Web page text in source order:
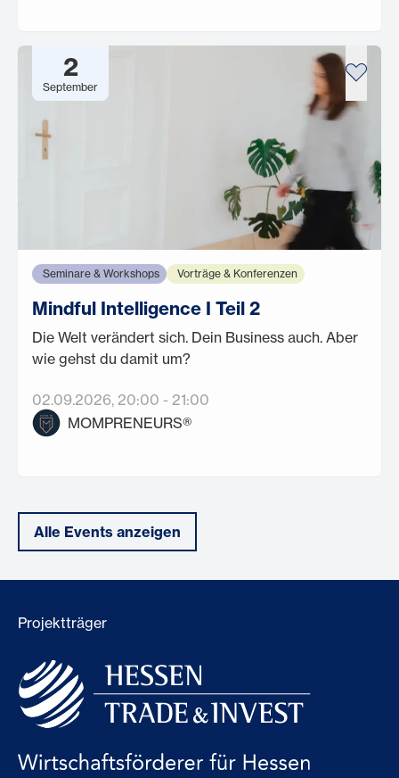
2
September
Seminare & Workshops Vorträge & Konferenzen
Mindful Intelligence I Teil 2
Die Welt verändert sich. Dein Business auch. Aber
wie gehst du damit um?
02.09.2026, 20:00 - 21:00
MOMPRENEURS®
Alle Events anzeigen
Projektträger